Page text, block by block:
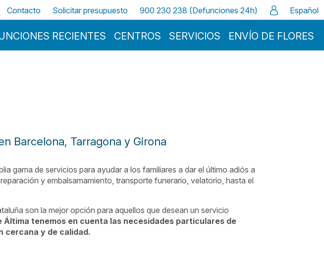
RECIENTES CENTROS SERVICIOS ENVÍO DE FLORES
Contacto Solicitar presupuesto 900 230 238 (Defunciones 24h) Español
Barcelona, Tarragona y Girona
gama de servicios para ayudar a los familiares a dar el último adiós a
y embalsamamiento, transporte funerario, velatorio, hasta el
son la mejor opción para aquellos que desean un servicio
Áltima tenemos en cuenta las necesidades particulares de
cercana y de calidad.